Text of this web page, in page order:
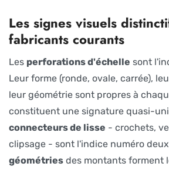
Les signes visuels
fabricants courants
Les perforations d'échelle sont
Leur forme (ronde, ovale, carrée),
leur géométrie sont propres à
constituent une signature quasi-
connecteurs de lisse - crochets,
clipsage - sont l'indice numéro
géométries des montants forment